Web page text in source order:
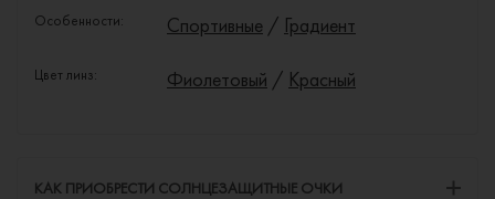
Особенности: Спортивные / Градиент
Цвет линз: Фиолетовый / Красный
КАК ПРИОБРЕСТИ СОЛНЦЕЗАЩИТНЫЕ ОЧКИ